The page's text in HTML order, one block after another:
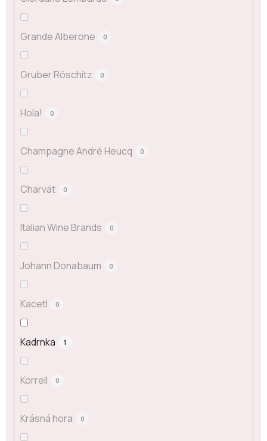
Grande Alberone 0
Gruber Röschitz 0
Hola! 0
Champagne André Heucq 0
Charvát 0
Italian Wine Brands 0
Johann Donabaum 0
Kacetl 0
Kadrnka 1
Korrell 0
Krásná hora 0